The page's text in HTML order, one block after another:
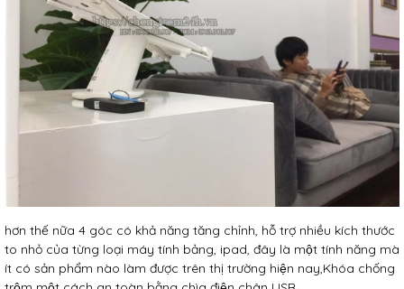
hơn thế nữa 4 góc có khả năng tăng chỉnh, hỗ trợ nhiều kích thước
to nhỏ của từng loại máy tính bảng, ipad, đây là một tính năng mà
ít có sản phẩm nào làm được trên thị trường hiện nay,Khóa chống